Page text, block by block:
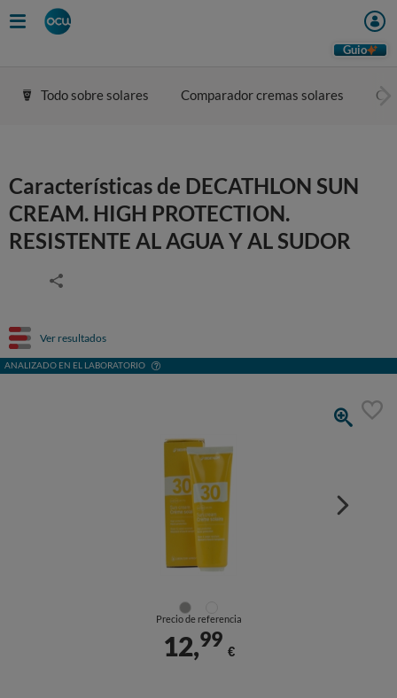
Guio
Todo sobre solares Comparador cremas solares
Características de DECATHLON SUN
CREAM. HIGH PROTECTION.
RESISTENTE AL AGUA Y AL SUDOR
Ver resultados
ANALIZADO EN EL LABORATORIO
Precio de referencia
12,99
€